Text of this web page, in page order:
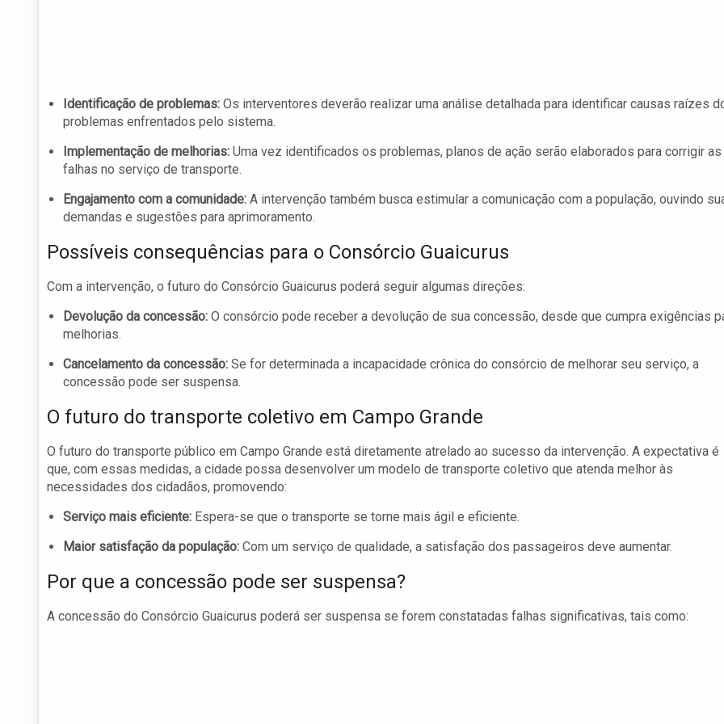
Identificação de problemas: Os interventores deverão realizar uma análise detalhada para identificar causas raízes
problemas enfrentados pelo sistema.
Implementação de melhorias: Uma vez identificados os problemas, planos de ação serão elaborados para corrigir as
falhas no serviço de transporte.
Engajamento com a comunidade: A intervenção também busca estimular a comunicação com a população, ouvindo
demandas e sugestões para aprimoramento.
Possíveis consequências para o Consórcio Guaicurus
Com a intervenção, o futuro do Consórcio Guaicurus poderá seguir algumas direções:
Devolução da concessão: O consórcio pode receber a devolução de sua concessão, desde que cumpra exigências
melhorias.
Cancelamento da concessão: Se for determinada a incapacidade crônica do consórcio de melhorar seu serviço, a
concessão pode ser suspensa.
O futuro do transporte coletivo em Campo Grande
O futuro do transporte público em Campo Grande está diretamente atrelado ao sucesso da intervenção. A expectativa é
que, com essas medidas, a cidade possa desenvolver um modelo de transporte coletivo que atenda melhor às
necessidades dos cidadãos, promovendo:
Serviço mais eficiente: Espera-se que o transporte se torne mais ágil e eficiente.
Maior satisfação da população: Com um serviço de qualidade, a satisfação dos passageiros deve aumentar.
Por que a concessão pode ser suspensa?
A concessão do Consórcio Guaicurus poderá ser suspensa se forem constatadas falhas significativas, tais como: